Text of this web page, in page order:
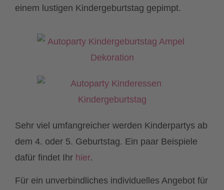
einem lustigen Kindergeburtstag gepimpt.
Sehr viel umfangreicher werden Kinderpartys ab
dem 4. oder 5. Geburtstag. Ein paar Beispiele
dafür findet Ihr hier.
Für ein unverbindliches individuelles Angebot für